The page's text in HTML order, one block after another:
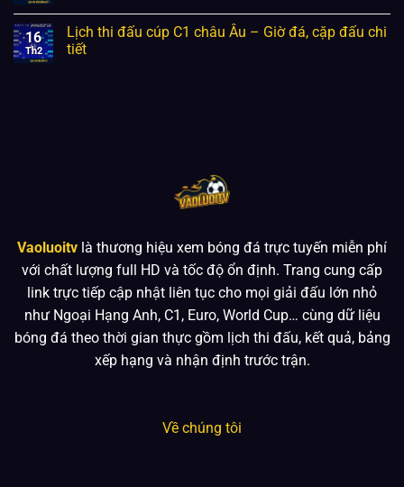
16
Th2
Lịch thi đấu cúp C1 châu Âu – Giờ đá, cặp đấu chi
tiết
Vaoluoitv là thương hiệu xem bóng đá trực tuyến miễn phí
với chất lượng full HD và tốc độ ổn định. Trang cung cấp
link trực tiếp cập nhật liên tục cho mọi giải đấu lớn nhỏ
như Ngoại Hạng Anh, C1, Euro, World Cup… cùng dữ liệu
bóng đá theo thời gian thực gồm lịch thi đấu, kết quả, bảng
xếp hạng và nhận định trước trận.
Về chúng tôi